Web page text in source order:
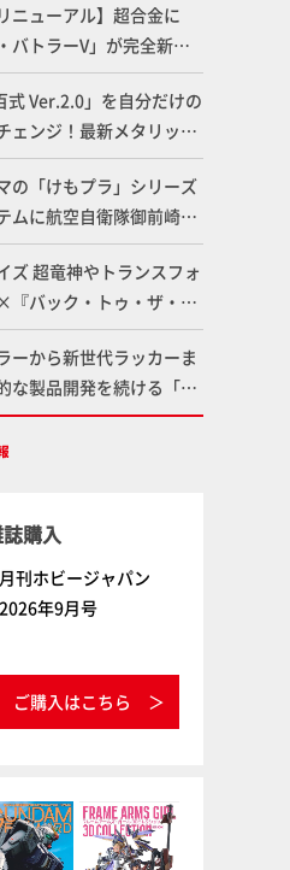
ニューアル】超合金に
バトラーV」が完全新規
場！気になる仕様を試作
下ろしでご紹介!!さらに
17」＆「ワンエイト」セ
もお届け！【超合金の
式 Ver.2.0」を自分だけの
ェンジ！最新メタリック
ってより金属感を増した
に!!【試し読み】
の「けもプラ」シリーズ
ムに航空自衛隊御前崎分
公式キャラクターとして
「おまねこ」が着任！け
式サイト限定版と通常版
で発売！
ズ 超竜神やトランスフォ
『バック・トゥ・ザ・フ
ー』コラボアイテムな
ラトミーの注目アイテム
ク!!【タカラトミー
】
ーから新世代ラッカーま
な製品開発を続ける「ガ
ツ」に塗料開発の裏側と
塗料の未来についてイン
購入
月刊ホビージャパン
2026年9月号
ご購入はこちら